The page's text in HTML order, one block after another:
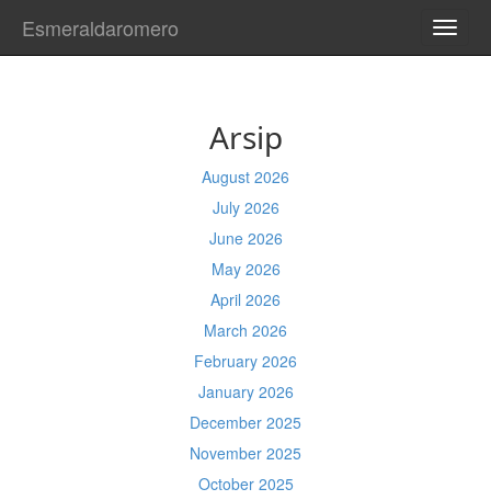
Esmeraldaromero
Arsip
August 2026
July 2026
June 2026
May 2026
April 2026
March 2026
February 2026
January 2026
December 2025
November 2025
October 2025